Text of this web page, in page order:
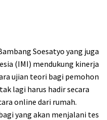
Soesatyo yang juga
(IMI) mendukung kinerja
ujian teori bagi pemohon
lagi harus hadir secara
online dari rumah.
yang akan menjalani tes